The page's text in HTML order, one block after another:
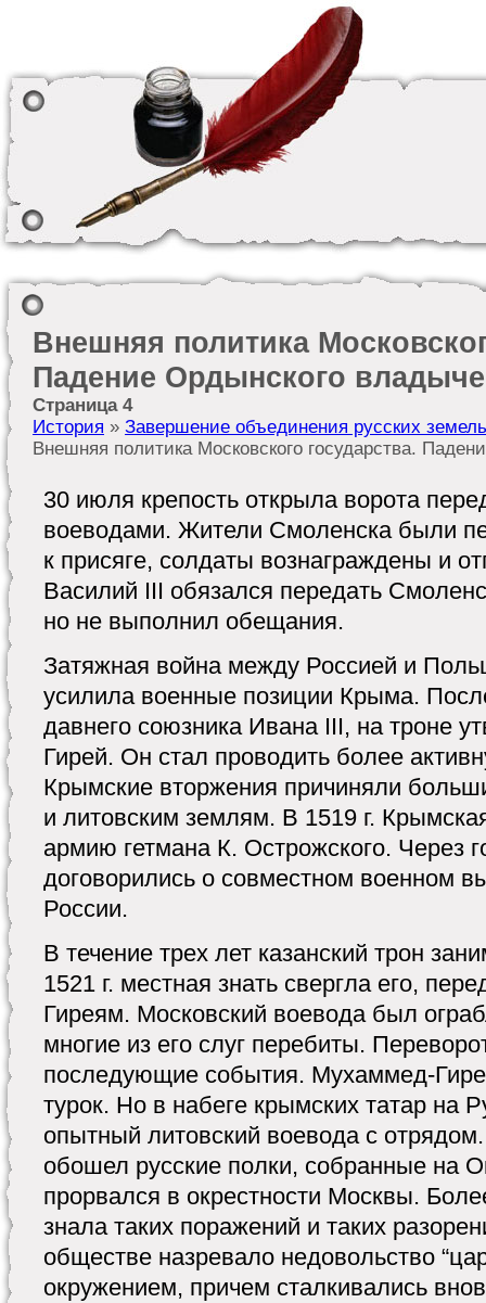
Внешняя политика
Падение Ордынского
Страница 4
История » Завершение объединения русских
Внешняя политика Московского государства.
30 июля крепость открыла ворота
воеводами. Жители Смоленска были
к присяге, солдаты вознаграждены и
Василий III обязался передать
но не выполнил обещания.
Затяжная война между Россией и
усилила военные позиции Крыма.
давнего союзника Ивана III, на троне
Гирей. Он стал проводить более
Крымские вторжения причиняли
и литовским землям. В 1519 г.
армию гетмана К. Острожского. Через
договорились о совместном военном
России.
В течение трех лет казанский трон
1521 г. местная знать свергла его,
Гиреям. Московский воевода был
многие из его слуг перебиты.
последующие события. Мухаммед-
турок. Но в набеге крымских татар на
опытный литовский воевода с
обошел русские полки, собранные на
прорвался в окрестности Москвы.
знала таких поражений и таких
обществе назревало недовольство
окружением, причем сталкивались